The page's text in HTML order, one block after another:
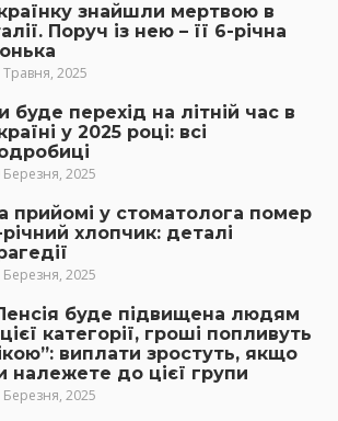
знайшли мертвою в
Поруч із нею – її 6-річна
Травня, 2025
буде перехід на літній час в
у 2025 році: всі
Березня, 2025
прийомі у стоматолога помер
річний хлопчик: деталі
Березня, 2025
буде підвищена людям
категорії, гроші попливуть
виплати зростуть, якщо
належете до цієї групи
Березня, 2025